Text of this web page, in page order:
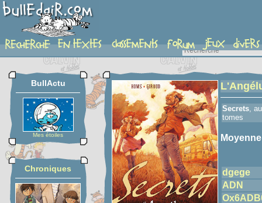
detail-etoiles
BullActu
Mes étoiles
Chroniques
Secrets,
tomes
Moyenne
dgege
ADN